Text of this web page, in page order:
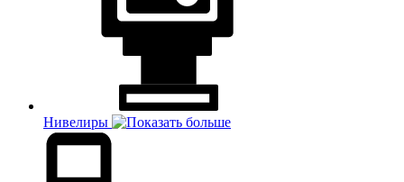
Нивелиры